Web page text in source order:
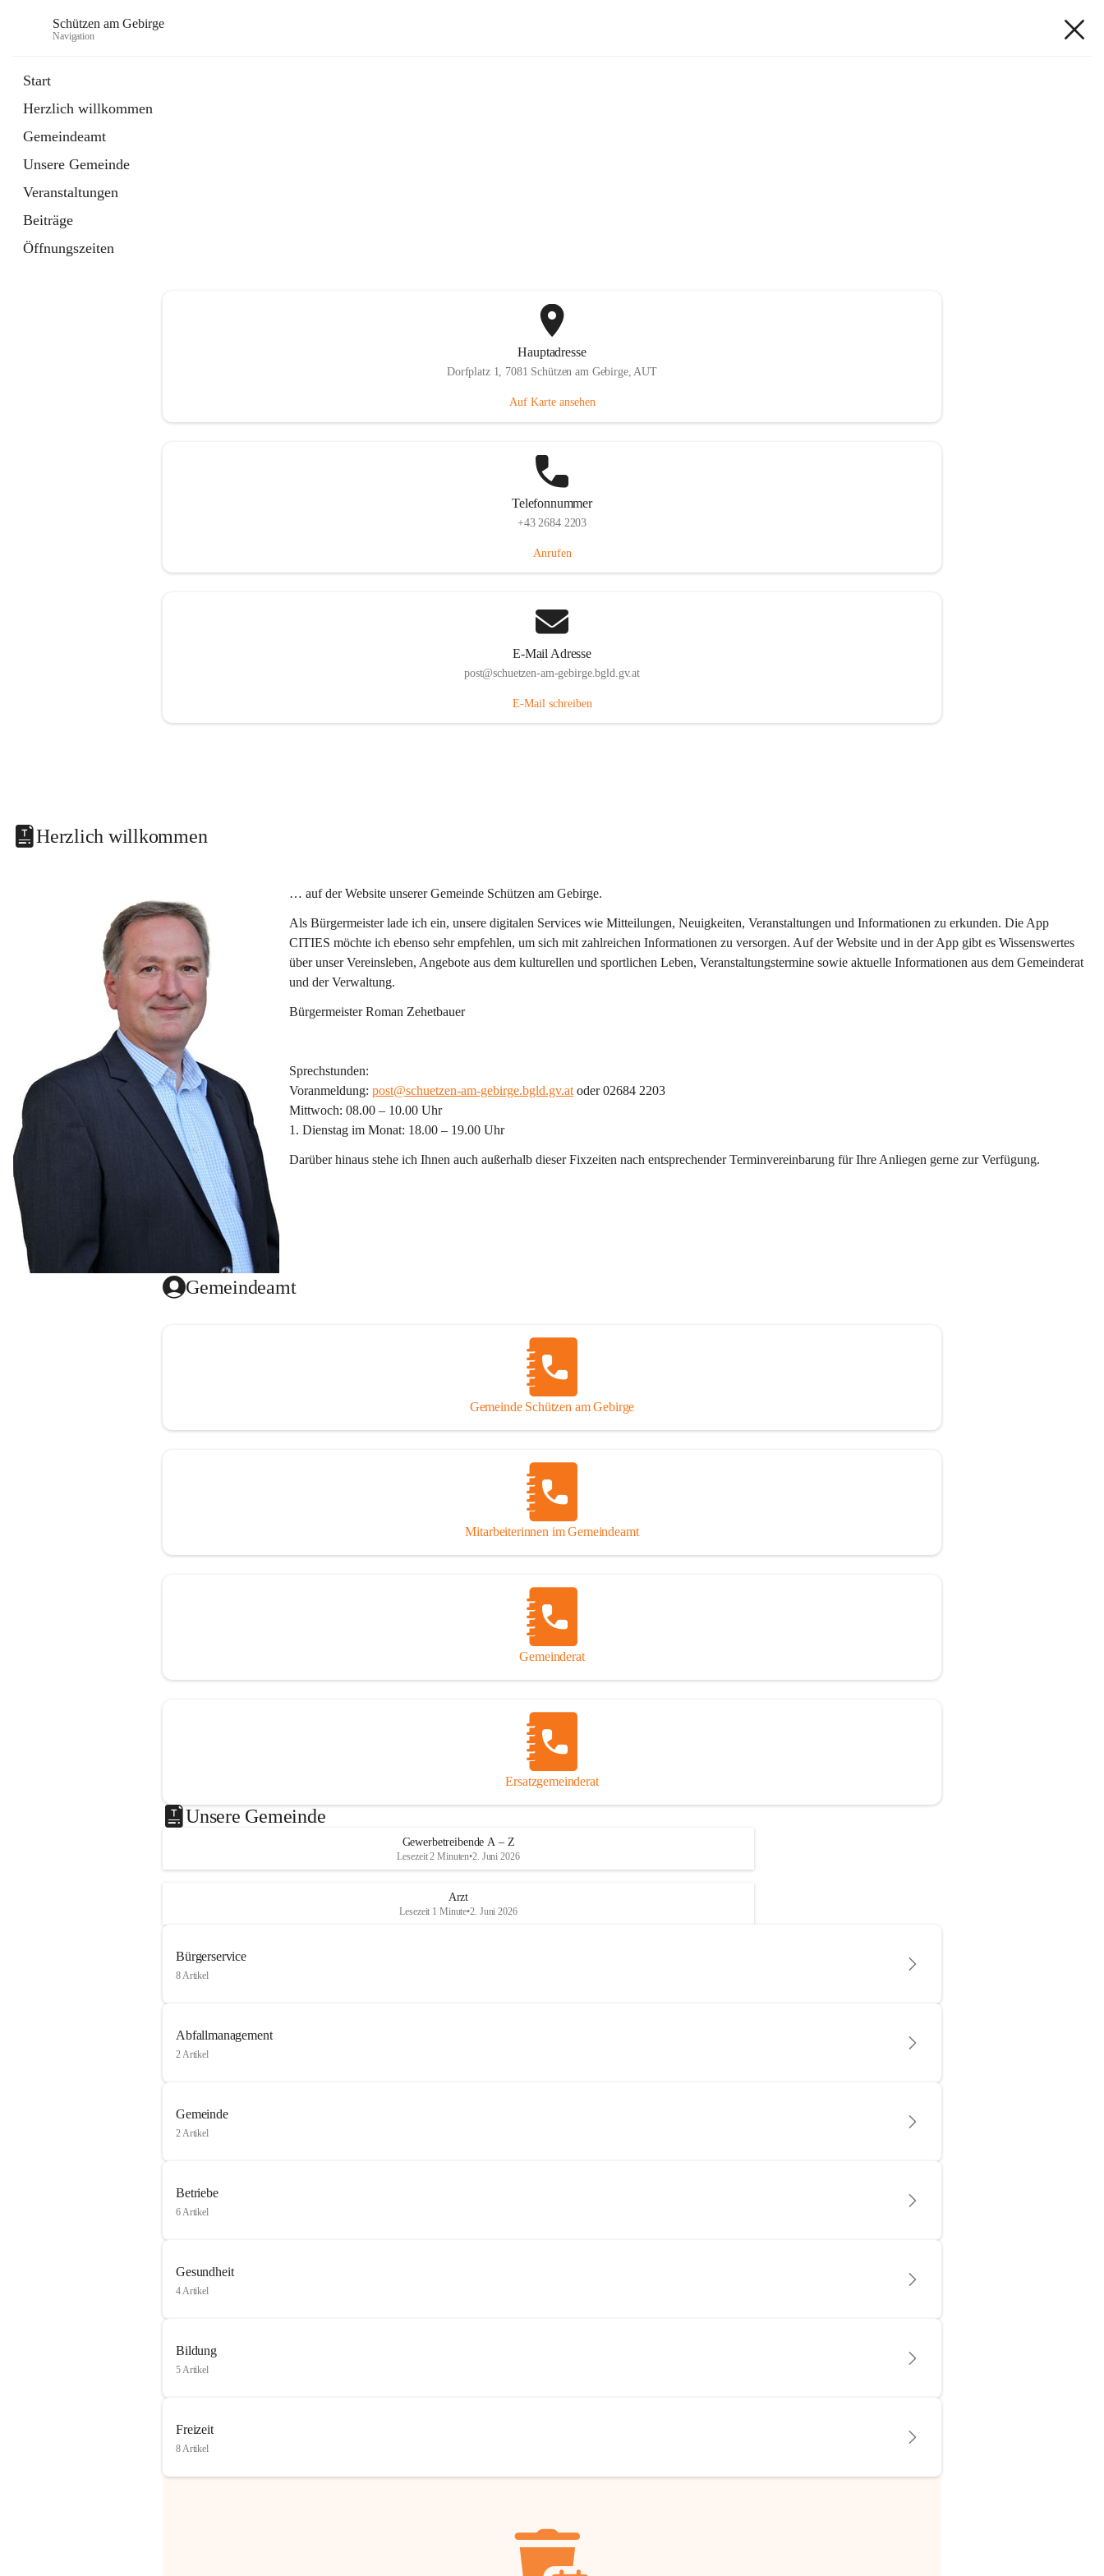
Schützen am Gebirge
Navigation
Start
Herzlich willkommen
Gemeindeamt
Unsere Gemeinde
Veranstaltungen
Beiträge
Öffnungszeiten
Hauptadresse
Dorfplatz 1, 7081 Schützen am Gebirge, AUT
Auf Karte ansehen
Telefonnummer
+43 2684 2203
Anrufen
E-Mail Adresse
post@schuetzen-am-gebirge.bgld.gv.at
E-Mail schreiben
Herzlich willkommen
… auf der Website unserer Gemeinde Schützen am Gebirge.
Als Bürgermeister lade ich ein, unsere digitalen Services wie Mitteilungen, Neuigkeiten, Veranstaltungen und Informationen zu erkunden. Die App
CITIES möchte ich ebenso sehr empfehlen, um sich mit zahlreichen Informationen zu versorgen. Auf der Website und in der App gibt es Wissenswertes
über unser Vereinsleben, Angebote aus dem kulturellen und sportlichen Leben, Veranstaltungstermine sowie aktuelle Informationen aus dem Gemeinderat
und der Verwaltung.
Bürgermeister Roman Zehetbauer
Sprechstunden:
Voranmeldung: post@schuetzen-am-gebirge.bgld.gv.at oder 02684 2203
Mittwoch: 08.00 – 10.00 Uhr
1. Dienstag im Monat: 18.00 – 19.00 Uhr
Darüber hinaus stehe ich Ihnen auch außerhalb dieser Fixzeiten nach entsprechender Terminvereinbarung für Ihre Anliegen gerne zur Verfügung.
Gemeindeamt
Gemeinde Schützen am Gebirge
Mitarbeiterinnen im Gemeindeamt
Gemeinderat
Ersatzgemeinderat
Unsere Gemeinde
Gewerbetreibende A – Z
Lesezeit 2 Minuten•2. Juni 2026
Arzt
Lesezeit 1 Minute•2. Juni 2026
Bürgerservice
8 Artikel
Abfallmanagement
2 Artikel
Gemeinde
2 Artikel
Betriebe
6 Artikel
Gesundheit
4 Artikel
Bildung
5 Artikel
Freizeit
8 Artikel